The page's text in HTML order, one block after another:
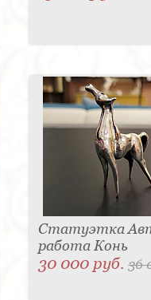
Статуэтка
работа Конь
30 000 руб.36